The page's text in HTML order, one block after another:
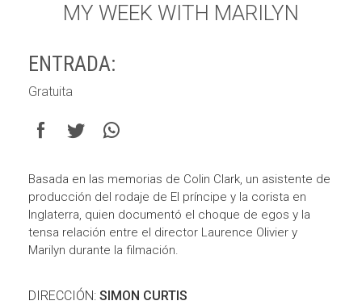
MY WEEK WITH MARILYN
ENTRADA:
Gratuita
Basada en las memorias de Colin Clark, un asistente de
producción del rodaje de El príncipe y la corista en
Inglaterra, quien documentó el choque de egos y la
tensa relación entre el director Laurence Olivier y
Marilyn durante la filmación.
DIRECCIÓN: SIMON CURTIS